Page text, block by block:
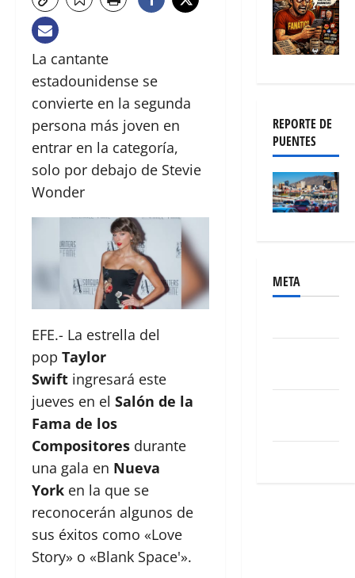
La cantante
estadounidense se
convierte en la segunda
persona más joven en
entrar en la categoría,
solo por debajo de Stevie
Wonder
EFE.- La estrella del
pop Taylor
Swift ingresará este
jueves en el Salón de la
Fama de los
Compositores durante
una gala en Nueva
York en la que se
reconocerán algunos de
sus éxitos como «Love
Story» o «Blank Space'».
REPORTE DE
PUENTES
META